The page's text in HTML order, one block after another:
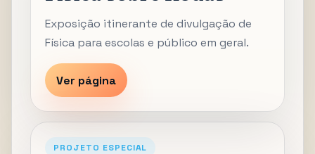
Exposição itinerante de divulgação de
Física para escolas e público em geral.
Ver página
PROJETO ESPECIAL